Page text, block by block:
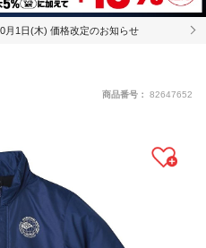
月1日(木) 価格改定のお知らせ
商品番号： 82647652